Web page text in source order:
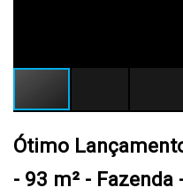
Ótimo
- 93 m² - Fazenda